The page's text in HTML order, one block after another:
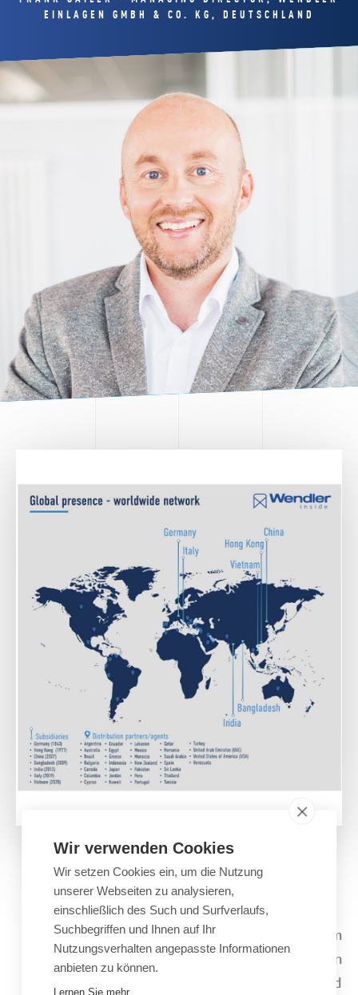
EINLAGEN GMBH & CO. KG, DEUTSCHLAND
GLOBALE PRÄSENZ
Unsere Kunden profitieren von unserem
internationalen Netzwerk, erstklassigen
Kontakten, Produktionsstätten und
Wir verwenden Cookies
Wir setzen Cookies ein, um die Nutzung
unserer Webseiten zu analysieren,
einschließlich des Such und Surfverlaufs,
Suchbegriffen und Ihnen auf Ihr
Nutzungsverhalten angepasste Informationen
anbieten zu können.
Lernen Sie mehr